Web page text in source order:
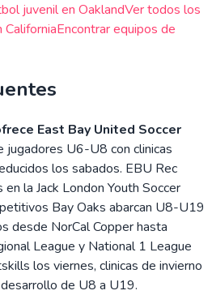
juvenil en OaklandVer todos los
CaliforniaEncontrar equipos de
East Bay United Soccer
jugadores U6-U8 con clinicas
los sabados. EBU Rec
la Jack London Youth Soccer
Bay Oaks abarcan U8-U19
desde NorCal Copper hasta
League y National 1 League
los viernes, clinicas de invierno
de U8 a U19.